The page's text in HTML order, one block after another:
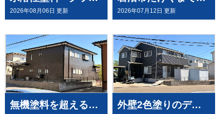
2026年08月06日 更新 2026年07月12日 更新
無機塗料を超える有機HRC塗料「タテイルⅡ」で施工させていただきました（塗料メーカー：プレマテックス社） 外壁2色塗りのデコラトーン工法で、施工させていただきました。（ウルトラペイントシリーズ）